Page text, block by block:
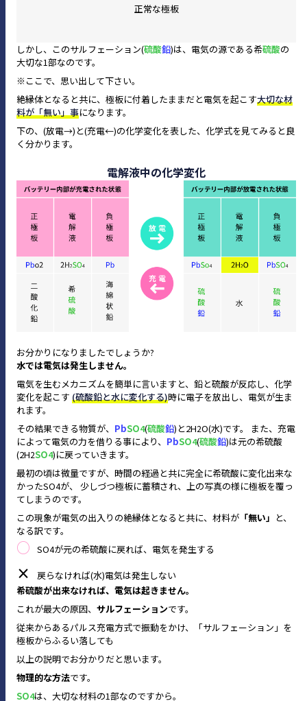
正常な極板
しかし、このサルフェーション(硫酸鉛)は、電気の源である希硫酸の
大切な1部なのです。
※ここで、思い出して下さい。
絶縁体となると共に、極板に付着したままだと電気を起こす大切な材
料が「無い」事になります。
下の、(放電→)と(充電←)の化学変化を表した、化学式を見てみると良
く分かります。
電解液中の化学変化
お分かりになりましたでしょうか?
水では電気は発生しません。
電気を生むメカニズムを簡単に言いますと、鉛と硫酸が反応し、化学
変化を起こす (硫酸鉛と水に変化する)時に電子を放出し、電気が生ま
れます。
その結果できる物質が、 PbSO4(硫酸鉛)と2H2O(水)です。 また、充電
によって電気の力を借りる事により、 PbSO4(硫酸鉛)は元の希硫酸
(2H2SO4)に戻っていきます。
最初の頃は微量ですが、時間の経過と共に完全に希硫酸に変化出来な
かったSO4が、 少しづつ極板に蓄積され、上の写真の様に極板を覆っ
てしまうのです。
この現象が電気の出入りの絶縁体となると共に、材料が 「無い」 と、
なる訳です。
○ SO4が元の希硫酸に戻れば、電気を発生する
×
戻らなければ(水)電気は発生しない
希硫酸が出来なければ、電気は起きません。
これが最大の原因、 サルフェーションです。
従来からあるパルス充電方式で振動をかけ、「サルフェーション」を
極板からふるい落しても
以上の説明でお分かりだと思います。
物理的な方法です。
SO4は、大切な材料の1部なのですから。